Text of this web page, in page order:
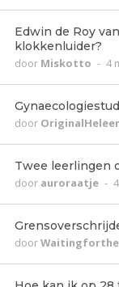
Edwin de Roy
klokkenluider?
door Miskotto - 4
door
Twee leerlingen
door auroraatje -
door